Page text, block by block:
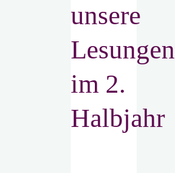
unsere
Lesungen
im 2.
Halbjahr